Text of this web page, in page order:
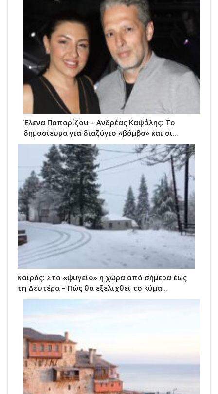
Έλενα Παπαρίζου – Ανδρέας Καψάλης: Το
δημοσίευμα για διαζύγιο «βόμβα» και οι…
Καιρός: Στο «ψυγείο» η χώρα από σήμερα έως
τη Δευτέρα – Πώς θα εξελιχθεί το κύμα…